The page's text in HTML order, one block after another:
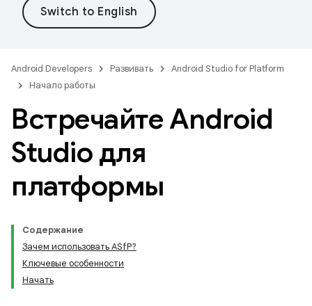
Android Developers Развивать
Android Studio for Platform
Начало работы
Встречайте Android
Studio для
платформы
Содержание
Зачем использовать ASfP?
Ключевые особенности
Начать